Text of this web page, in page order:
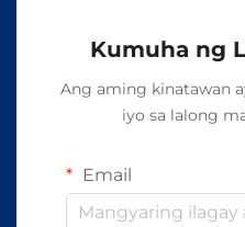
Kumuha ng
Ang aming kinatawan
iyo sa lalong
Email